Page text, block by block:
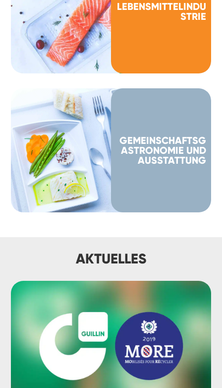
LEBENSMITTELINDU
STRIE
GEMEINSCHAFTSG
ASTRONOMIE UND
AUSSTATTUNG
AKTUELLES